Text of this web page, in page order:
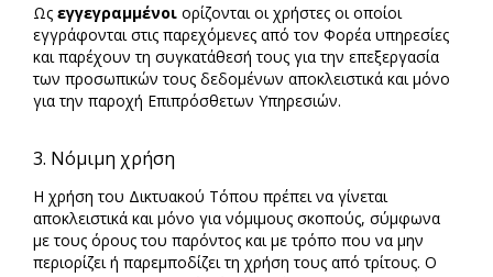
Ως εγγεγραμμένοι ορίζονται οι χρήστες οι οποίοι
εγγράφονται στις παρεχόμενες από τον Φορέα υπηρεσίες
και παρέχουν τη συγκατάθεσή τους για την επεξεργασία
των προσωπικών τους δεδομένων αποκλειστικά και μόνο
για την παροχή Επιπρόσθετων Υπηρεσιών.
3. Νόμιμη χρήση
Η χρήση του Δικτυακού Τόπου πρέπει να γίνεται
αποκλειστικά και μόνο για νόμιμους σκοπούς, σύμφωνα
με τους όρους του παρόντος και με τρόπο που να μην
περιορίζει ή παρεμποδίζει τη χρήση τους από τρίτους. Ο